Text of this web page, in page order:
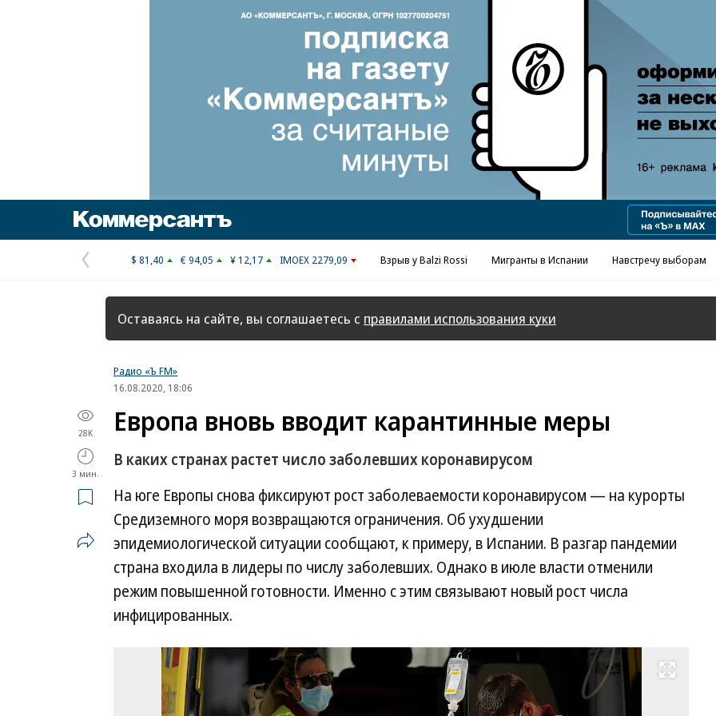
Реклама в «Ъ» www.kommersant.ru/ad
Предыдущая
страница
$ 81,40 € 94,05 ¥ 12,17 IMOEX 2279,09 Взрыв у Balzi Rossi Мигранты в Испании Навстречу выборам
Оставаясь на сайте, вы соглашаетесь с правилами использования куки
Радио «Ъ FM»
16.08.2020, 18:06
28K
3 мин.
Европа вновь вводит карантинные меры
В каких странах растет число заболевших коронавирусом
На юге Европы снова фиксируют рост заболеваемости коронавирусом — на курорты
Средиземного моря возвращаются ограничения. Об ухудшении
эпидемиологической ситуации сообщают, к примеру, в Испании. В разгар пандемии
страна входила в лидеры по числу заболевших. Однако в июле власти отменили
режим повышенной готовности. Именно с этим связывают новый рост числа
инфицированных.
Развернуть на весь экран